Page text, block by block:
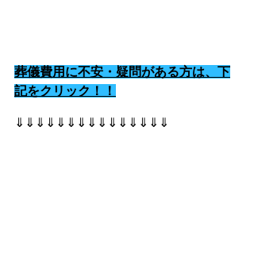
葬儀費用に不安・疑問がある方は、下
記をクリック！！
⇓⇓⇓⇓⇓⇓⇓⇓⇓⇓⇓⇓⇓⇓⇓